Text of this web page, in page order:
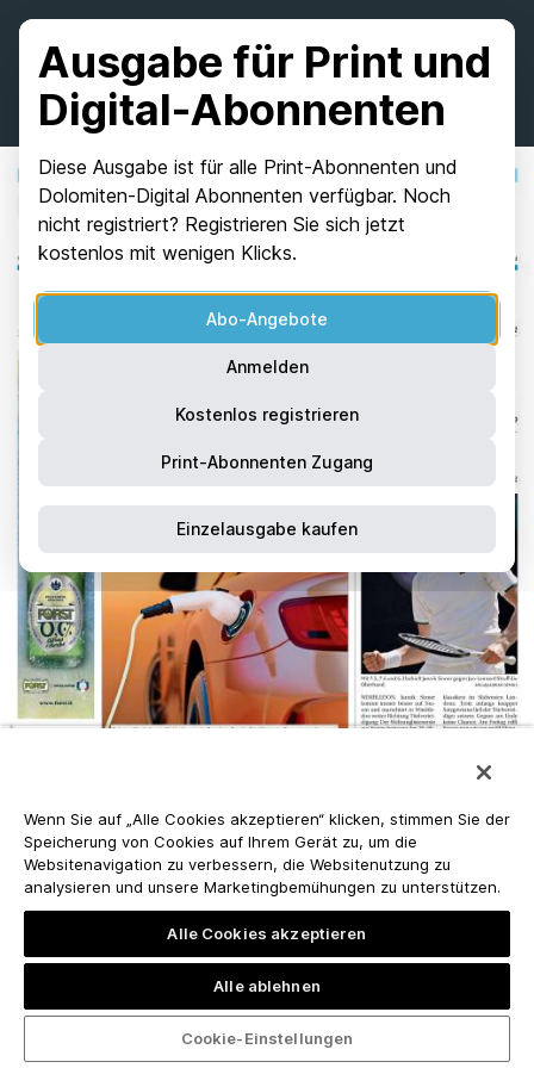
Ausgabe für Print und
Digital-Abonnenten
Diese Ausgabe ist für alle Print-Abonnenten und
Dolomiten-Digital Abonnenten verfügbar. Noch
nicht registriert? Registrieren Sie sich jetzt
kostenlos mit wenigen Klicks.
Abo-Angebote
Anmelden
Kostenlos registrieren
Print-Abonnenten Zugang
Einzelausgabe kaufen
Wenn Sie auf „Alle Cookies akzeptieren“ klicken, stimmen Sie der
Speicherung von Cookies auf Ihrem Gerät zu, um die
Websitenavigation zu verbessern, die Websitenutzung zu
analysieren und unsere Marketingbemühungen zu unterstützen.
Alle Cookies akzeptieren
Alle ablehnen
Cookie-Einstellungen